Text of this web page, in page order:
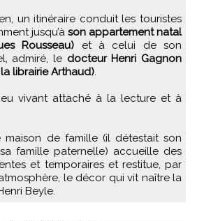
un itinéraire conduit les touristes
jusqu’à son appartement natal
Rousseau) et à celui de son
admiré, le docteur Henri Gagnon
librairie Arthaud).
vivant attaché à la lecture et à
maison de famille (il détestait son
famille paternelle) accueille des
et temporaires et restitue, par
le décor qui vit naître la
Beyle.